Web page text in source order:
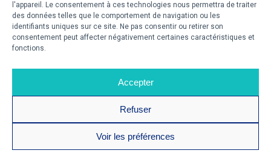
l'appareil. Le consentement à ces technologies nous permettra de traiter
des données telles que le comportement de navigation ou les
identifiants uniques sur ce site. Ne pas consentir ou retirer son
consentement peut affecter négativement certaines caractéristiques et
fonctions.
Accepter
Refuser
Voir les préférences